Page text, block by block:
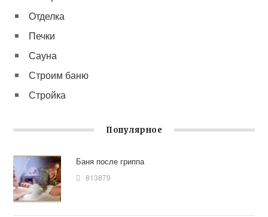
Отделка
Печки
Сауна
Строим баню
Стройка
Популярное
Баня после гриппа
813879